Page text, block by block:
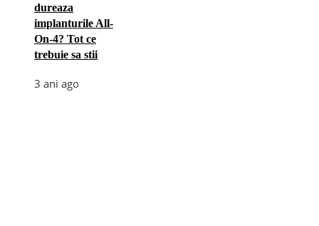
dureaza
implanturile All-
On-4? Tot ce
trebuie sa stii
3 ani ago